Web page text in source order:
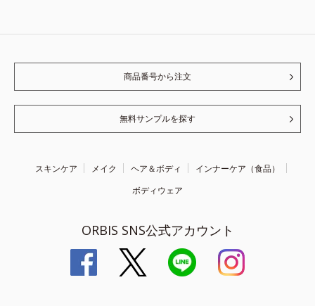
商品番号から注文
無料サンプルを探す
スキンケア メイク ヘア＆ボディ
インナーケア（食品）
ボディウェア
ORBIS SNS公式アカウント